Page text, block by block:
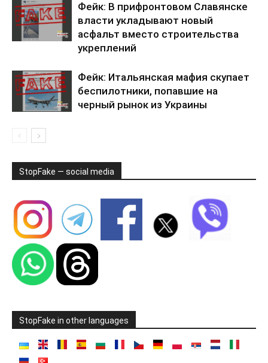
Фейк: В прифронтовом Славянске
власти укладывают новый
асфальт вместо строительства
укреплений
Фейк: Итальянская мафия скупает
беспилотники, попавшие на
черный рынок из Украины
StopFake — social media
StopFake in other languages